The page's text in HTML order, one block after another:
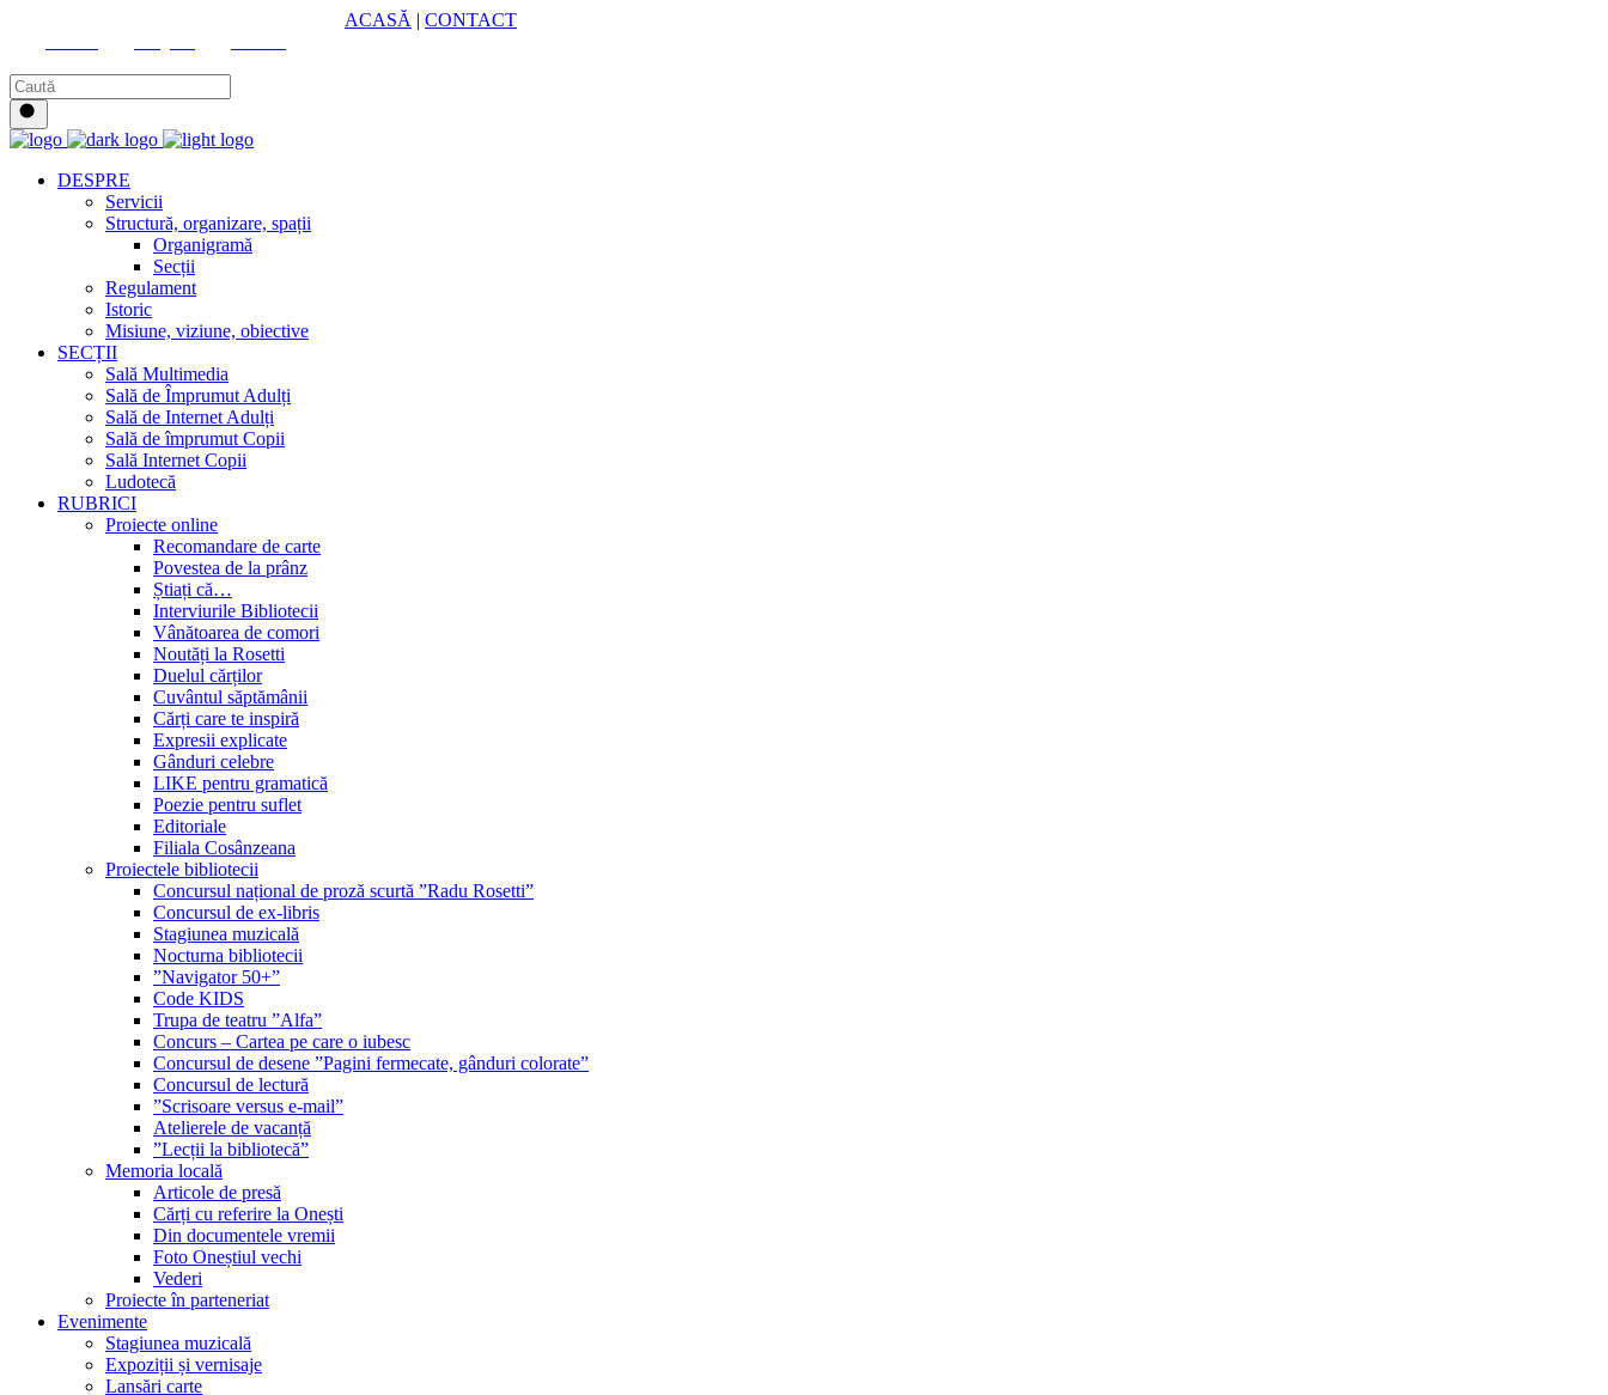
ACASĂ | CONTACT
DESPRE
Servicii
Structură, organizare, spații
Organigramă
Secții
Regulament
Istoric
Misiune, viziune, obiective
SECȚII
Sală Multimedia
Sală de Împrumut Adulți
Sală de Internet Adulți
Sală de împrumut Copii
Sală Internet Copii
Ludotecă
RUBRICI
Proiecte online
Recomandare de carte
Povestea de la prânz
Știați că…
Interviurile Bibliotecii
Vânătoarea de comori
Noutăți la Rosetti
Duelul cărților
Cuvântul săptămânii
Cărți care te inspiră
Expresii explicate
Gânduri celebre
LIKE pentru gramatică
Poezie pentru suflet
Editoriale
Filiala Cosânzeana
Proiectele bibliotecii
Concursul național de proză scurtă ”Radu Rosetti”
Concursul de ex-libris
Stagiunea muzicală
Nocturna bibliotecii
”Navigator 50+”
Code KIDS
Trupa de teatru ”Alfa”
Concurs – Cartea pe care o iubesc
Concursul de desene ”Pagini fermecate, gânduri colorate”
Concursul de lectură
”Scrisoare versus e-mail”
Atelierele de vacanță
”Lecții la bibliotecă”
Memoria locală
Articole de presă
Cărți cu referire la Onești
Din documentele vremii
Foto Oneștiul vechi
Vederi
Proiecte în parteneriat
Evenimente
Stagiunea muzicală
Expoziții și vernisaje
Lansări carte